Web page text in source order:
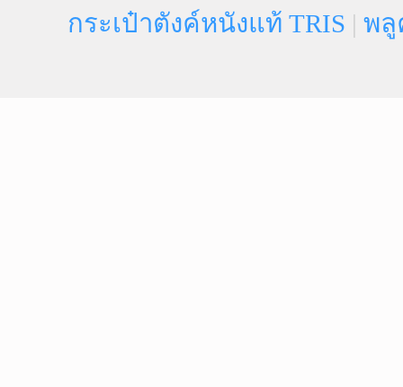
กระเป๋าตังค์หนังแท้ TRIS | พลู